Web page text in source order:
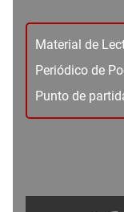
Material de
Periódico de
Punto de